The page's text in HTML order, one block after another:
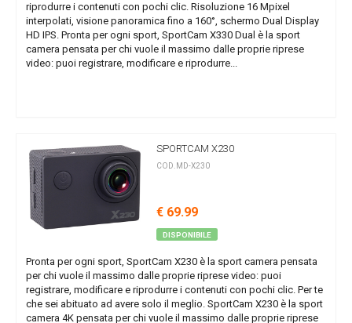
riprodurre i contenuti con pochi clic. Risoluzione 16 Mpixel
interpolati, visione panoramica fino a 160°, schermo Dual Display
HD IPS. Pronta per ogni sport, SportCam X330 Dual è la sport
camera pensata per chi vuole il massimo dalle proprie riprese
video: puoi registrare, modificare e riprodurre...
SPORTCAM X230
COD.MD-X230
€ 69.99
DISPONIBILE
Pronta per ogni sport, SportCam X230 è la sport camera pensata
per chi vuole il massimo dalle proprie riprese video: puoi
registrare, modificare e riprodurre i contenuti con pochi clic. Per te
che sei abituato ad avere solo il meglio. SportCam X230 è la sport
camera 4K pensata per chi vuole il massimo dalle proprie riprese